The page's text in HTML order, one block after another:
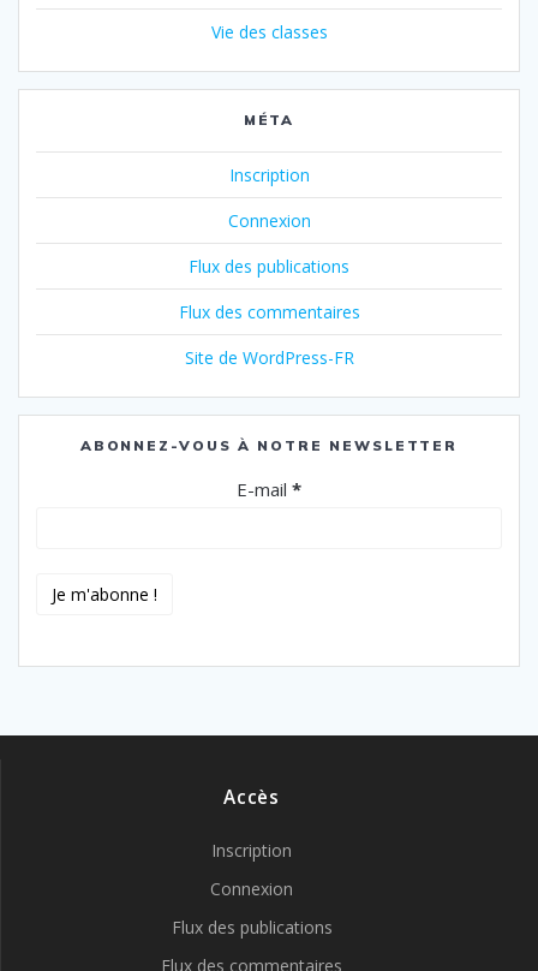
Vie des classes
MÉTA
Inscription
Connexion
Flux des publications
Flux des commentaires
Site de WordPress-FR
ABONNEZ-VOUS À NOTRE NEWSLETTER
E-mail *
Accès
Inscription
Connexion
Flux des publications
Flux des commentaires